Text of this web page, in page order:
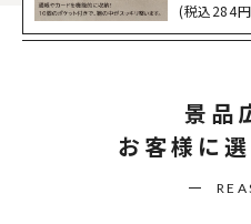
(税込284
景品
お客様に